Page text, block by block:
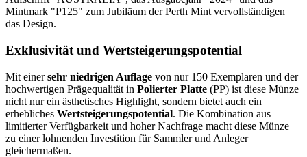
Mintmark "P125" zum Jubiläum der Perth Mint vervollständigen
das Design.
Exklusivität und Wertsteigerungspotential
Mit einersehr niedrigen Auflage von nur 150 Exemplaren und der
hochwertigen Prägequalität in Polierter Platte (PP) ist diese Münze
nicht nur ein ästhetisches Highlight, sondern bietet auch ein
erhebliches Wertsteigerungspotential. Die Kombination aus
limitierter Verfügbarkeit und hoher Nachfrage macht diese Münze
zu einer lohnenden Investition für Sammler und Anleger
gleichermaßen.